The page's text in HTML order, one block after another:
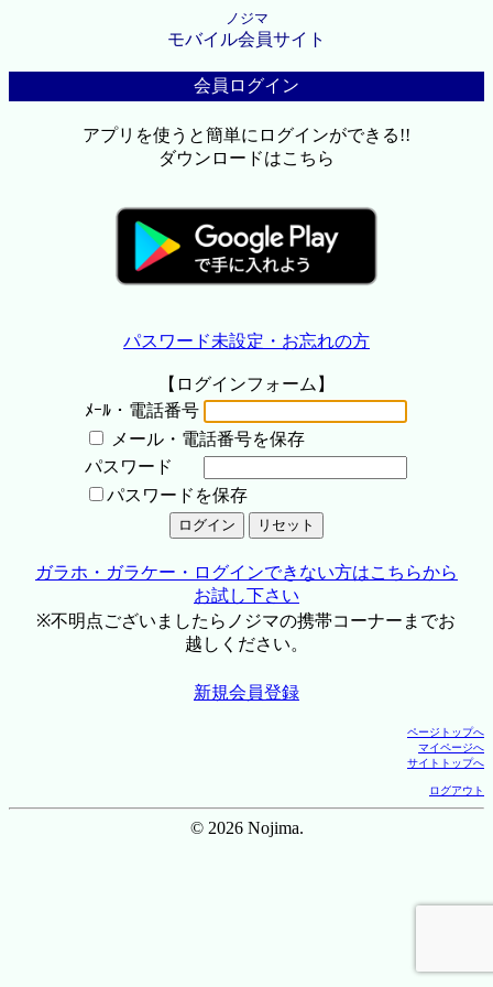
ノジマ
モバイル会員サイト
会員ログイン
アプリを使うと簡単にログインができる!!
ダウンロードはこちら
パスワード未設定・お忘れの方
【ログインフォーム】
ﾒｰﾙ・電話番号
メール・電話番号を保存
パスワード
パスワードを保存
ガラホ・ガラケー・ログインできない方はこちらから
お試し下さい
※不明点ございましたらノジマの携帯コーナーまでお
越しください。
新規会員登録
ページトップへ
マイページへ
サイトトップへ
ログアウト
© 2026 Nojima.